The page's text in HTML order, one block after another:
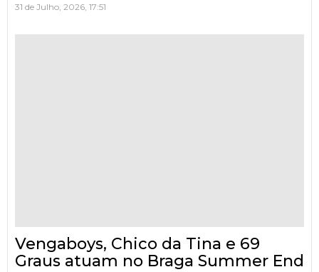
31 de Julho, 2026, 17:51
Vengaboys, Chico da Tina e 69
Graus atuam no Braga Summer End